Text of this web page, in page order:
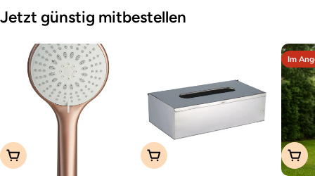
Jetzt günstig mitbestellen
In Den Warenkorb In Den Warenkorb
Im
In